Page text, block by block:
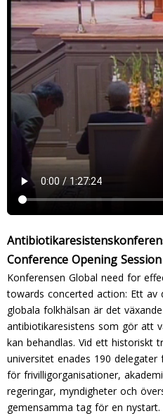
Conference Opening Session
Konferensen Global need for
towards concerted action: Ett
globala folkhälsan är det
antibiotikaresistens som gör att
kan behandlas. Vid ett historiskt
universitet enades 190
för frivilligorganisationer,
regeringar, myndigheter och
gemensamma tag för en nystart.